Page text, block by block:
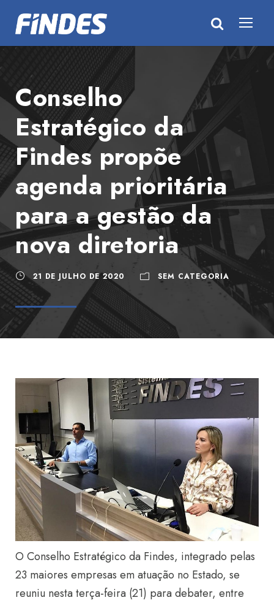
Conselho
Estratégico da
Findes propõe
agenda prioritária
para a gestão da
nova diretoria
21 DE JULHO DE 2020 SEM CATEGORIA
O Conselho Estratégico da Findes, integrado pelas
23 maiores empresas em atuação no Estado, se
reuniu nesta terça-feira (21) para debater, entre